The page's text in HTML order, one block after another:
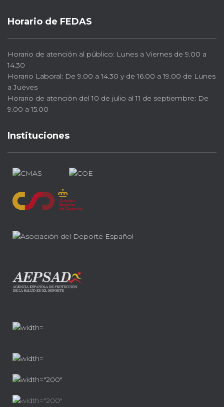
Horario de FEDAS
Horario de atención al público: Lunes a Viernes de 9.00 a
14.30
Horario Laboral: De 9.00 a 14.30 y de 16.00 a 19.00 de Lunes
a Jueves
Horario de atención del 10 de julio al 11 de septiembre: De
9.00 a 15.00
Instituciones